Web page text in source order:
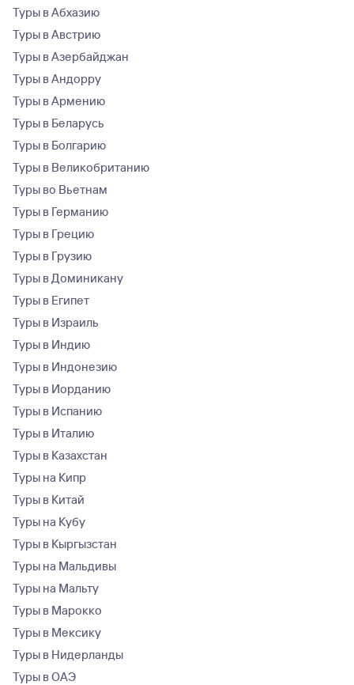
Туры в Абхазию
Туры в Австрию
Туры в Азербайджан
Туры в Андорру
Туры в Армению
Туры в Беларусь
Туры в Болгарию
Туры в Великобританию
Туры во Вьетнам
Туры в Германию
Туры в Грецию
Туры в Грузию
Туры в Доминикану
Туры в Египет
Туры в Израиль
Туры в Индию
Туры в Индонезию
Туры в Иорданию
Туры в Испанию
Туры в Италию
Туры в Казахстан
Туры на Кипр
Туры в Китай
Туры на Кубу
Туры в Кыргызстан
Туры на Мальдивы
Туры на Мальту
Туры в Марокко
Туры в Мексику
Туры в Нидерланды
Туры в ОАЭ